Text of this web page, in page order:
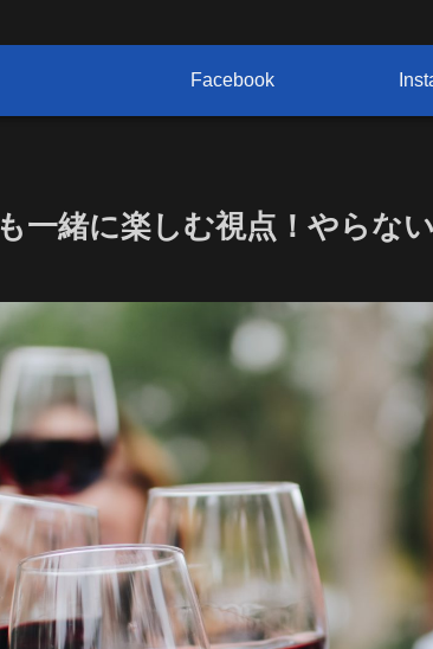
Facebook
一緒に楽しむ視点！やらな